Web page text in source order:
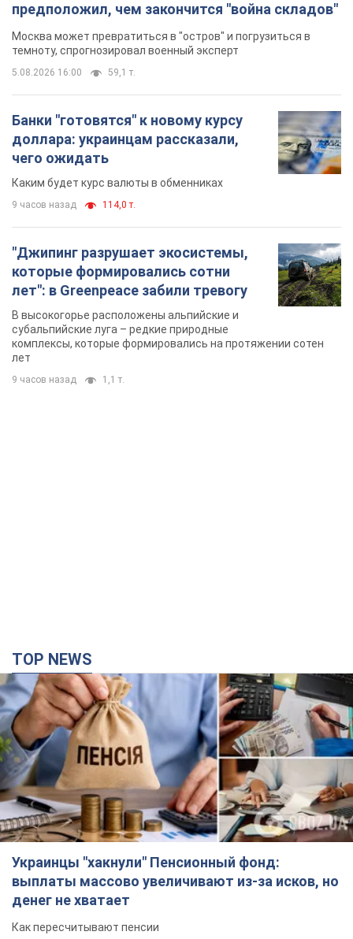
предположил, чем закончится "война складов"
Москва может превратиться в "остров" и погрузиться в
темноту, спрогнозировал военный эксперт
5.08.2026 16:00 59,1 т.
Банки "готовятся" к новому курсу
доллара: украинцам рассказали,
чего ожидать
Каким будет курс валюты в обменниках
9 часов назад 114,0 т.
"Джипинг разрушает экосистемы,
которые формировались сотни
лет": в Greenpeace забили тревогу
В высокогорье расположены альпийские и
субальпийские луга – редкие природные
комплексы, которые формировались на протяжении сотен
лет
9 часов назад 1,1 т.
TOP NEWS
Украинцы "хакнули" Пенсионный фонд:
выплаты массово увеличивают из-за исков, но
денег не хватает
Как пересчитывают пенсии